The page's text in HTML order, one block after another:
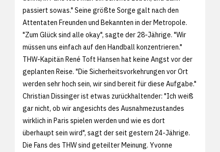
passiert sowas." Seine größte Sorge galt nach den
Attentaten Freunden und Bekannten in der Metropole.
"Zum Glück sind alle okay", sagte der 28-Jährige. "Wir
müssen uns einfach auf den Handball konzentrieren."
THW-Kapitän René Toft Hansen hat keine Angst vor der
geplanten Reise. "Die Sicherheitsvorkehrungen vor Ort
werden sehr hoch sein, wir sind bereit für diese Aufgabe."
Christian Dissinger ist etwas zurückhaltender: "Ich weiß
gar nicht, ob wir angesichts des Ausnahmezustandes
wirklich in Paris spielen werden und wie es dort
überhaupt sein wird", sagt der seit gestern 24-Jährige.
Die Fans des THW sind geteilter Meinung. Yvonne